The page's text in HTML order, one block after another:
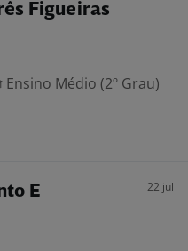
Figueiras
Ensino Médio (2º Grau)
E
22 jul